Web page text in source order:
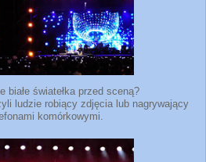
białe światełka przed sceną?
ludzie robiący zdjęcia lub nagrywający
komórkowymi.